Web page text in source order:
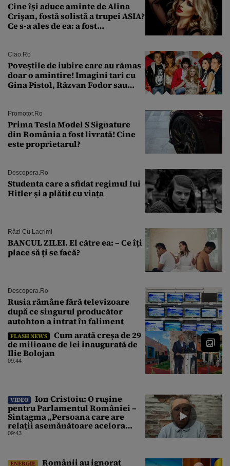
Cine își aduce aminte de Alina
Crișan, fostă solistă a trupei ASIA?
Ce s-a ales de ea: a fost
Ciao.ro
Poveştile de iubire care au rămas
doar o amintire! Imagini tari cu
Gina Pistol, Răzvan Fodor sau
Promotor.ro
Prima Tesla Model S Signature
din România a fost livrată! Cine
este proprietarul?
Descopera.ro
Studenta care a sfidat regimul lui
Hitler și a plătit cu viața
Râzi Cu Lacrimi
BANCUL ZILEI. El către ea: – Ce îți
place să ți se facă?
Descopera.ro
Rusia rămâne fără televizoare
după ce singurul producător
autohton a intrat în faliment
FLASH NEWS
Cum arată creșa de 29
de milioane de lei inaugurată de
Ilie Bolojan
09:44
VIDEO
Ion Cristoiu: O rușine
pentru Parlamentul României –
Sintagma „Persoana care are
relații asemănătoare acelora
dintre soți” din Legea ANI
09:43
ENERGIE
Românii au ignorat